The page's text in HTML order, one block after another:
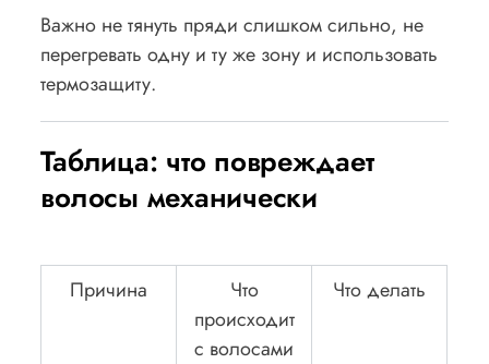
Важно не тянуть пряди слишком сильно, не
перегревать одну и ту же зону и использовать
термозащиту.
Таблица: что повреждает
волосы механически
Причина
Что
происходит
с волосами
Что делать